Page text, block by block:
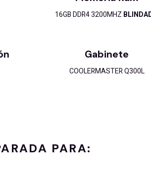
16GB DDR4 3200MHZ
Gabinete
COOLERMASTER Q300L
PARA: